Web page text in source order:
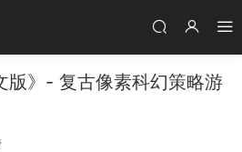
版》- 复古像素科幻策略游